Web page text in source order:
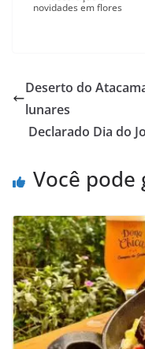
novidades em flores
Deserto do
lunares
Declarado Dia do
Você